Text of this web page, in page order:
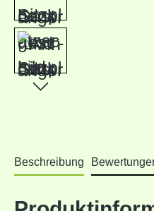
Beschreibung